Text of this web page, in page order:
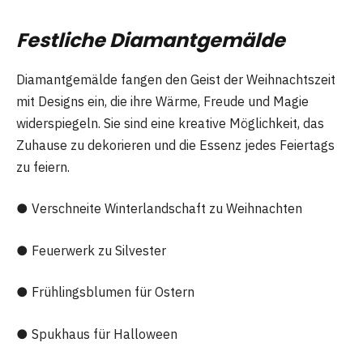
Festliche Diamantgemälde
Diamantgemälde fangen den Geist der Weihnachtszeit
mit Designs ein, die ihre Wärme, Freude und Magie
widerspiegeln. Sie sind eine kreative Möglichkeit, das
Zuhause zu dekorieren und die Essenz jedes Feiertags
zu feiern.
● Verschneite Winterlandschaft zu Weihnachten
● Feuerwerk zu Silvester
● Frühlingsblumen für Ostern
● Spukhaus für Halloween